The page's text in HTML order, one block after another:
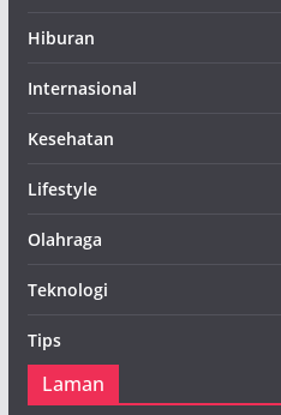
Hiburan
Internasional
Kesehatan
Lifestyle
Olahraga
Teknologi
Tips
Laman